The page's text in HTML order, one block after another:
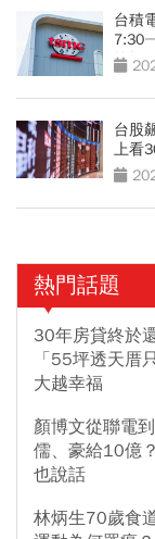
台積
較操
台股
上看
熱門話題
30年房貸終於
「55坪透天厝
大越幸福
顏博文從聯電
儒、豪給10億
也說話
林炳生70歲食